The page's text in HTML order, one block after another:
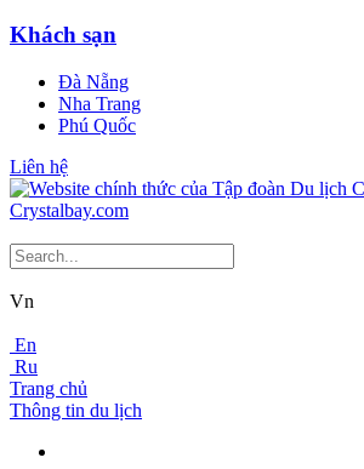
Khách sạn
Đà Nẵng
Nha Trang
Phú Quốc
Liên hệ
Vn
En
Ru
Trang chủ
Thông tin du lịch